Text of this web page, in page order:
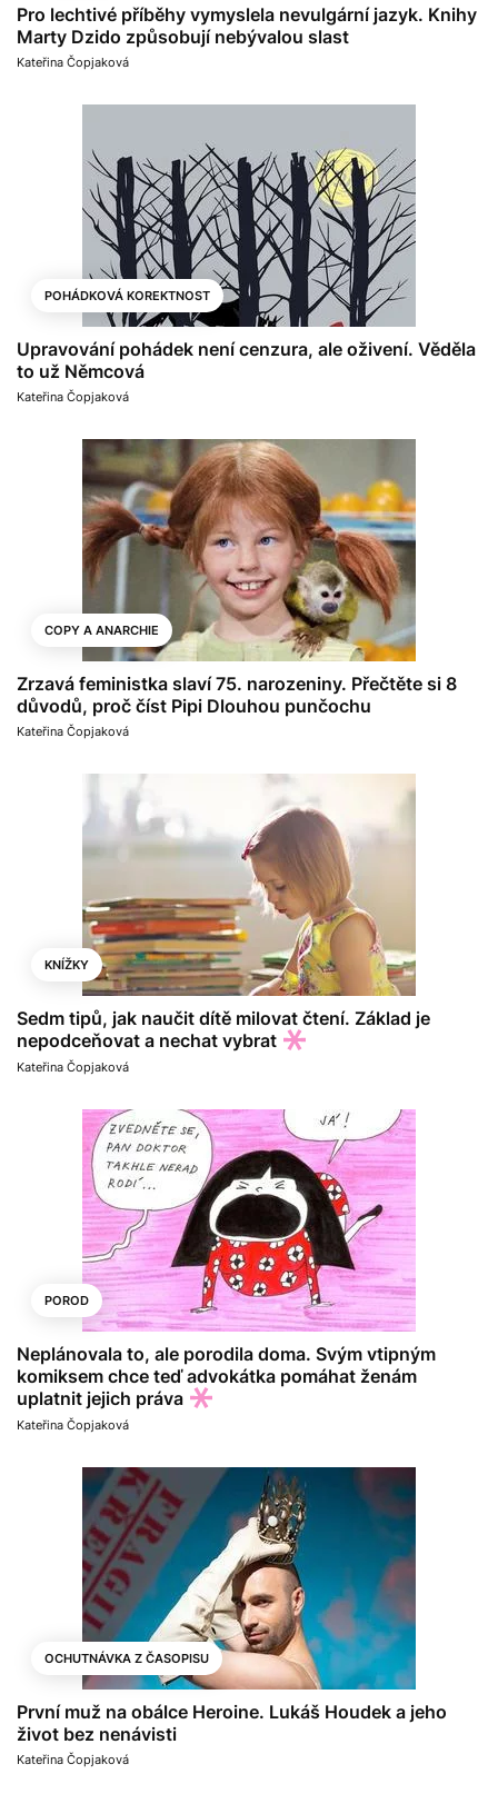
Pro lechtivé příběhy vymyslela nevulgární jazyk. Knihy
Marty Dzido způsobují nebývalou slast
Kateřina Čopjaková
POHÁDKOVÁ KOREKTNOST
Upravování pohádek není cenzura, ale oživení. Věděla
to už Němcová
Kateřina Čopjaková
COPY A ANARCHIE
Zrzavá feministka slaví 75. narozeniny. Přečtěte si 8
důvodů, proč číst Pipi Dlouhou punčochu
Kateřina Čopjaková
KNÍŽKY
Sedm tipů, jak naučit dítě milovat čtení. Základ je
nepodceňovat a nechat vybrat
Kateřina Čopjaková
POROD
Neplánovala to, ale porodila doma. Svým vtipným
komiksem chce teď advokátka pomáhat ženám
uplatnit jejich práva
Kateřina Čopjaková
OCHUTNÁVKA Z ČASOPISU
První muž na obálce Heroine. Lukáš Houdek a jeho
život bez nenávisti
Kateřina Čopjaková